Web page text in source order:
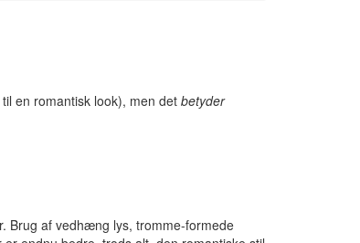
en romantisk look), men det betyder
Brug af vedhæng lys, tromme-formede